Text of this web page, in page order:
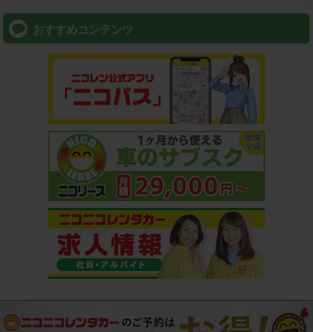
おすすめコンテンツ